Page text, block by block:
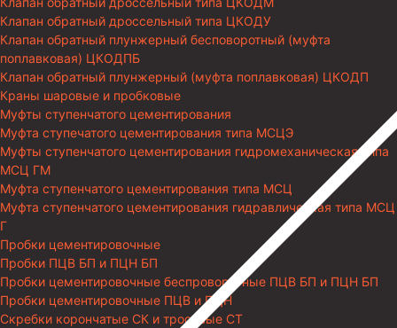
Клапан обратный дроссельный типа ЦКОДУ
Клапан обратный плунжерный бесповоротный (муфта
поплавковая) ЦКОДПБ
Клапан обратный плунжерный (муфта поплавковая) ЦКОДП
Краны шаровые и пробковые
Муфты ступенчатого цементирования
Муфта ступечатого цементирования типа МСЦЭ
Муфты ступенчатого цементирования гидромеханическая типа
МСЦ ГМ
Муфта ступенчатого цементирования типа МСЦ
Муфта ступенчатого цементирования гидравлическая типа МСЦ
Г
Пробки цементировочные
Пробки ПЦВ БП и ПЦН БП
Пробки цементировочные беспроворотные ПЦВ БП и ПЦН БП
Пробки цементировочные ПЦВ и ПЦН
Скребки корончатые СК и тросовые СТ